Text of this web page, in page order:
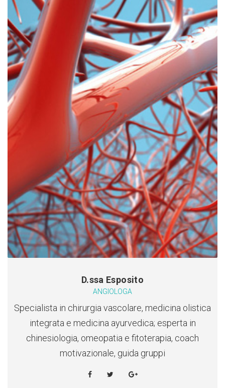
D.ssa Esposito
ANGIOLOGA
Specialista in chirurgia vascolare, medicina olistica
integrata e medicina ayurvedica; esperta in
chinesiologia, omeopatia e fitoterapia, coach
motivazionale, guida gruppi